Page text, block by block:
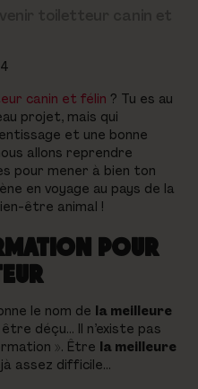
canin et félin ? Tu es au
projet, mais qui
et une bonne
allons reprendre
pour mener à bien ton
en voyage au pays de la
être animal !
POUR
le nom de la meilleure
être déçu… Il n’existe pas
». Être la meilleure
assez difficile…